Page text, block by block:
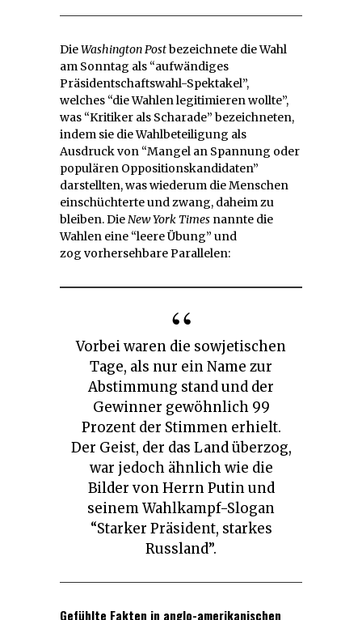
DieWashington Postbezeichnete die Wahl
am Sonntag als “aufwändiges
Präsidentschaftswahl-Spektakel”,
welches “die Wahlen legitimieren wollte”,
was “Kritiker als Scharade” bezeichneten,
indem sie die Wahlbeteiligung als
Ausdruck von “Mangel an Spannung oder
populären Oppositionskandidaten”
darstellten, was wiederum die Menschen
einschüchterte und zwang, daheim zu
bleiben. DieNew York Times nannte die
Wahlen eine “leere Übung” und
zog vorhersehbare Parallelen:
Vorbei waren die sowjetischen
Tage, als nur ein Name zur
Abstimmung stand und der
Gewinner gewöhnlich 99
Prozent der Stimmen erhielt.
Der Geist, der das Land überzog,
war jedoch ähnlich wie die
Bilder von Herrn Putin und
seinem Wahlkampf-Slogan
“Starker Präsident, starkes
Russland”.
Gefühlte Fakten in anglo-amerikanischen